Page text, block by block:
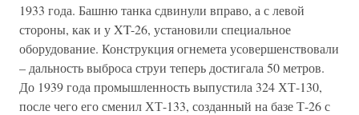
1933 года. Башню танка сдвинули вправо, а с левой
стороны, как и у XT-26, установили специальное
оборудование. Конструкция огнемета усовершенствовали
– дальность выброса струи теперь достигала 50 метров.
До 1939 года промышленность выпустила 324 ХТ-130,
после чего его сменил ХТ-133, созданный на базе Т-26 с